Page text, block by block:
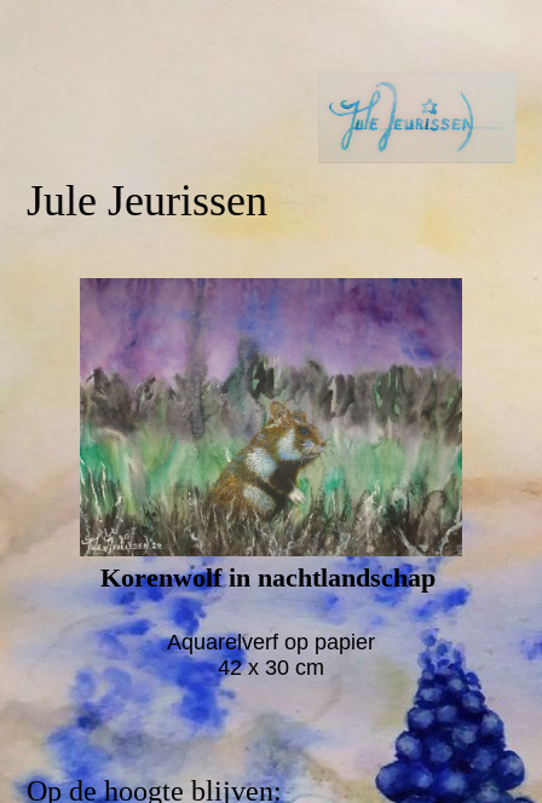
Jule Jeurissen
Korenwolf in nachtlandschap
Aquarelverf op papier
42 x 30 cm
Op de hoogte blijven: